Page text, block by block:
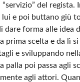
del regista.
lui e poi buttano giù
dare forma alle idea
prima scelta e da lì
e sviluppando
palla poi passa agli
agli attori.